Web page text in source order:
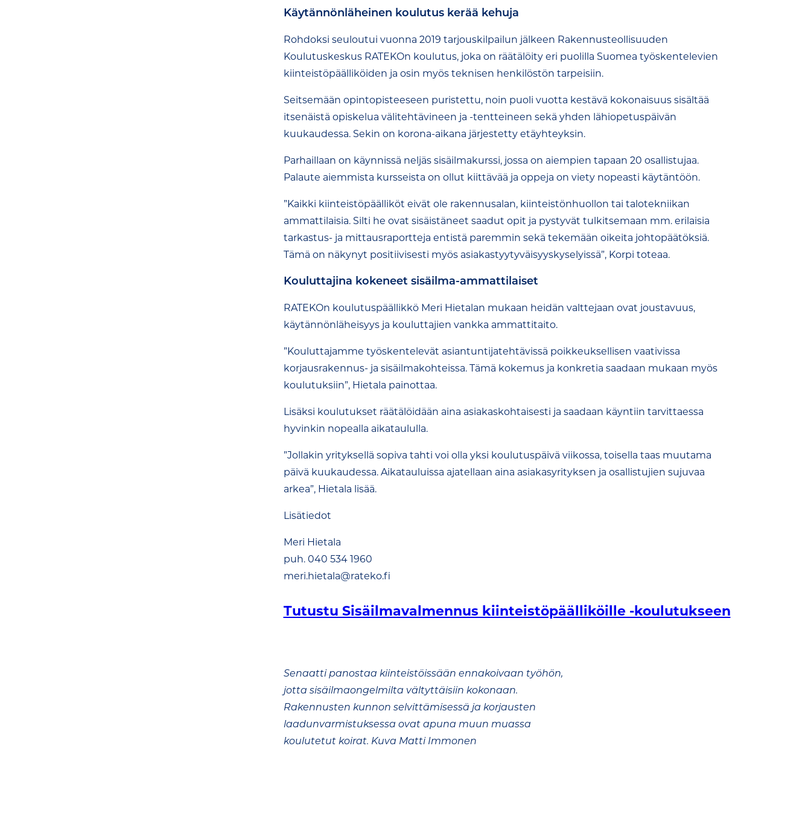
Käytännönläheinen koulutus kerää kehuja
Rohdoksi seuloutui vuonna 2019 tarjouskilpailun jälkeen Rakennusteollisuuden
Koulutuskeskus RATEKOn koulutus, joka on räätälöity eri puolilla Suomea työskentelevien
kiinteistöpäälliköiden ja osin myös teknisen henkilöstön tarpeisiin.
Seitsemään opintopisteeseen puristettu, noin puoli vuotta kestävä kokonaisuus sisältää
itsenäistä opiskelua välitehtävineen ja -tentteineen sekä yhden lähiopetuspäivän
kuukaudessa. Sekin on korona-aikana järjestetty etäyhteyksin.
Parhaillaan on käynnissä neljäs sisäilmakurssi, jossa on aiempien tapaan 20 osallistujaa.
Palaute aiemmista kursseista on ollut kiittävää ja oppeja on viety nopeasti käytäntöön.
”Kaikki kiinteistöpäälliköt eivät ole rakennusalan, kiinteistönhuollon tai talotekniikan
ammattilaisia. Silti he ovat sisäistäneet saadut opit ja pystyvät tulkitsemaan mm. erilaisia
tarkastus- ja mittausraportteja entistä paremmin sekä tekemään oikeita johtopäätöksiä.
Tämä on näkynyt positiivisesti myös asiakastyytyväisyyskyselyissä”, Korpi toteaa.
Kouluttajina kokeneet sisäilma-ammattilaiset
RATEKOn koulutuspäällikkö Meri Hietalan mukaan heidän valttejaan ovat joustavuus,
käytännönläheisyys ja kouluttajien vankka ammattitaito.
”Kouluttajamme työskentelevät asiantuntijatehtävissä poikkeuksellisen vaativissa
korjausrakennus- ja sisäilmakohteissa. Tämä kokemus ja konkretia saadaan mukaan myös
koulutuksiin”, Hietala painottaa.
Lisäksi koulutukset räätälöidään aina asiakaskohtaisesti ja saadaan käyntiin tarvittaessa
hyvinkin nopealla aikataululla.
”Jollakin yrityksellä sopiva tahti voi olla yksi koulutuspäivä viikossa, toisella taas muutama
päivä kuukaudessa. Aikatauluissa ajatellaan aina asiakasyrityksen ja osallistujien sujuvaa
arkea”, Hietala lisää.
Lisätiedot
Meri Hietala
puh. 040 534 1960
meri.hietala@rateko.fi
Tutustu Sisäilmavalmennus kiinteistöpäälliköille -koulutukseen
Senaatti panostaa kiinteistöissään ennakoivaan työhön,
jotta sisäilmaongelmilta vältyttäisiin kokonaan.
Rakennusten kunnon selvittämisessä ja korjausten
laadunvarmistuksessa ovat apuna muun muassa
koulutetut koirat. Kuva Matti Immonen